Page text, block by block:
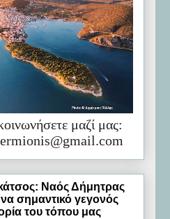
μαζί μας:
Ναός Δήμητρας
σημαντικό γεγονός
του τόπου μας